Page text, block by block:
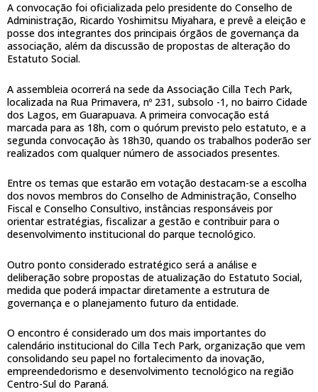
A convocação foi oficializada pelo presidente do Conselho de
Administração, Ricardo Yoshimitsu Miyahara, e prevê a eleição e
posse dos integrantes dos principais órgãos de governança da
associação, além da discussão de propostas de alteração do
Estatuto Social.
A assembleia ocorrerá na sede da Associação Cilla Tech Park,
localizada na Rua Primavera, nº 231, subsolo -1, no bairro Cidade
dos Lagos, em Guarapuava. A primeira convocação está
marcada para as 18h, com o quórum previsto pelo estatuto, e a
segunda convocação às 18h30, quando os trabalhos poderão ser
realizados com qualquer número de associados presentes.
Entre os temas que estarão em votação destacam-se a escolha
dos novos membros do Conselho de Administração, Conselho
Fiscal e Conselho Consultivo, instâncias responsáveis por
orientar estratégias, fiscalizar a gestão e contribuir para o
desenvolvimento institucional do parque tecnológico.
Outro ponto considerado estratégico será a análise e
deliberação sobre propostas de atualização do Estatuto Social,
medida que poderá impactar diretamente a estrutura de
governança e o planejamento futuro da entidade.
O encontro é considerado um dos mais importantes do
calendário institucional do Cilla Tech Park, organização que vem
consolidando seu papel no fortalecimento da inovação,
empreendedorismo e desenvolvimento tecnológico na região
Centro-Sul do Paraná.